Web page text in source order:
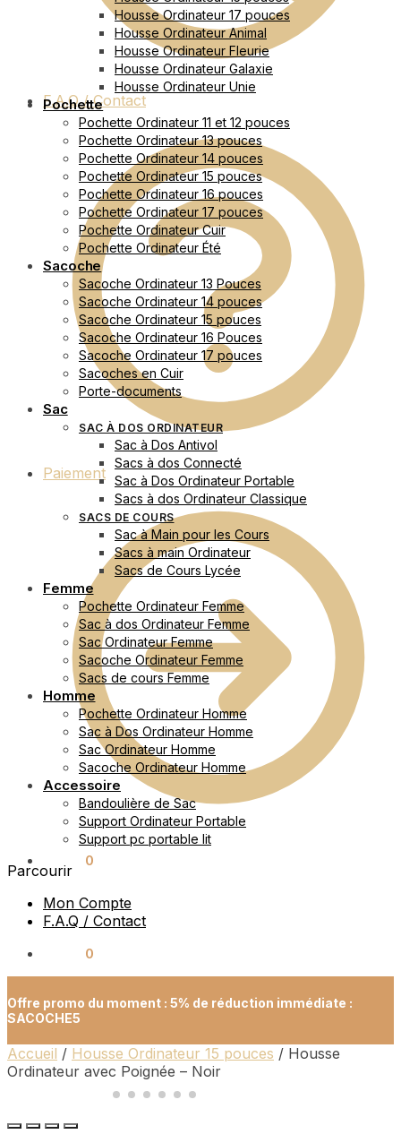
F.A.Q / Contact
Paiement
0
Housse Ordinateur 17 pouces
Housse Ordinateur Animal
Housse Ordinateur Fleurie
Housse Ordinateur Galaxie
Housse Ordinateur Unie
Pochette
Pochette Ordinateur 11 et 12 pouces
Pochette Ordinateur 13 pouces
Pochette Ordinateur 14 pouces
Pochette Ordinateur 15 pouces
Pochette Ordinateur 16 pouces
Pochette Ordinateur 17 pouces
Pochette Ordinateur Cuir
Pochette Ordinateur Été
Sacoche
Sacoche Ordinateur 13 Pouces
Sacoche Ordinateur 14 pouces
Sacoche Ordinateur 15 pouces
Sacoche Ordinateur 16 Pouces
Sacoche Ordinateur 17 pouces
Sacoches en Cuir
Porte-documents
Sac
SAC À DOS ORDINATEUR
Sac à Dos Antivol
Sacs à dos Connecté
Sac à Dos Ordinateur Portable
Sacs à dos Ordinateur Classique
SACS DE COURS
Sac à Main pour les Cours
Sacs à main Ordinateur
Sacs de Cours Lycée
Femme
Pochette Ordinateur Femme
Sac à dos Ordinateur Femme
Sac Ordinateur Femme
Sacoche Ordinateur Femme
Sacs de cours Femme
Homme
Pochette Ordinateur Homme
Sac à Dos Ordinateur Homme
Sac Ordinateur Homme
Sacoche Ordinateur Homme
Accessoire
Bandoulière de Sac
Support Ordinateur Portable
Support pc portable lit
Parcourir
Mon Compte
F.A.Q / Contact
0
Offre promo du moment : 5% de réduction immédiate :
SACOCHE5
Accueil / Housse Ordinateur 15 pouces / Housse
Ordinateur avec Poignée – Noir